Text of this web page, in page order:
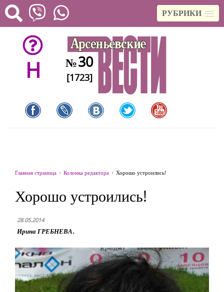
РУБРИКИ
H №30
[1723]
Главная страница Колонка редактора Хорошо устроились!
Хорошо устроились!
28.05.2014
Ирина ГРЕБНЕВА.